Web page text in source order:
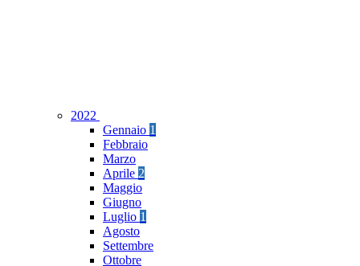
2022
Gennaio 1
Febbraio
Marzo
Aprile 2
Maggio
Giugno
Luglio 1
Agosto
Settembre
Ottobre